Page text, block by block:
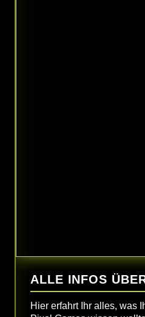
ALLE INFOS
Hier erfahrt Ihr alles, was